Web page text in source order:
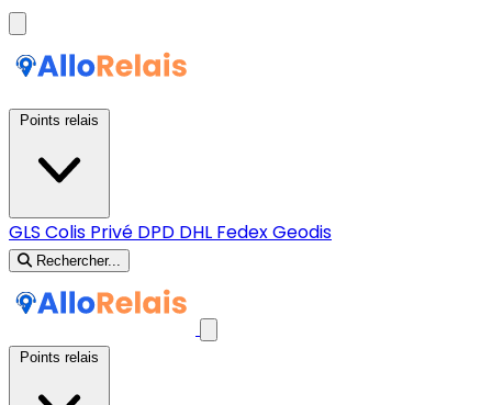
GLS Colis Privé DPD DHL FedexGeodis
Rechercher...